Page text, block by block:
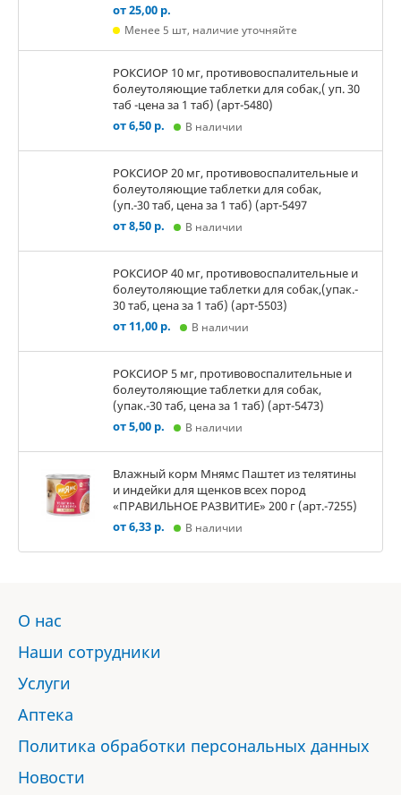
от 25,00 р.
Менее 5 шт, наличие уточняйте
РОКСИОР 10 мг, противовоспалительные и
болеутоляющие таблетки для собак,( уп. 30
таб -цена за 1 таб) (арт-5480)
от 6,50 р.
В наличии
РОКСИОР 20 мг, противовоспалительные и
болеутоляющие таблетки для собак,
(уп.-30 таб, цена за 1 таб) (арт-5497
от 8,50 р.
В наличии
РОКСИОР 40 мг, противовоспалительные и
болеутоляющие таблетки для собак,(упак.-
30 таб, цена за 1 таб) (арт-5503)
от 11,00 р.
В наличии
РОКСИОР 5 мг, противовоспалительные и
болеутоляющие таблетки для собак,
(упак.-30 таб, цена за 1 таб) (арт-5473)
от 5,00 р.
В наличии
Влажный корм Мнямс Паштет из телятины
и индейки для щенков всех пород
«ПРАВИЛЬНОЕ РАЗВИТИЕ» 200 г (арт.-7255)
от 6,33 р.
В наличии
О нас
Наши сотрудники
Услуги
Аптека
Политика обработки персональных данных
Новости